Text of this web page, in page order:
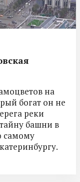
на
богат он не
реки
башни в
самому